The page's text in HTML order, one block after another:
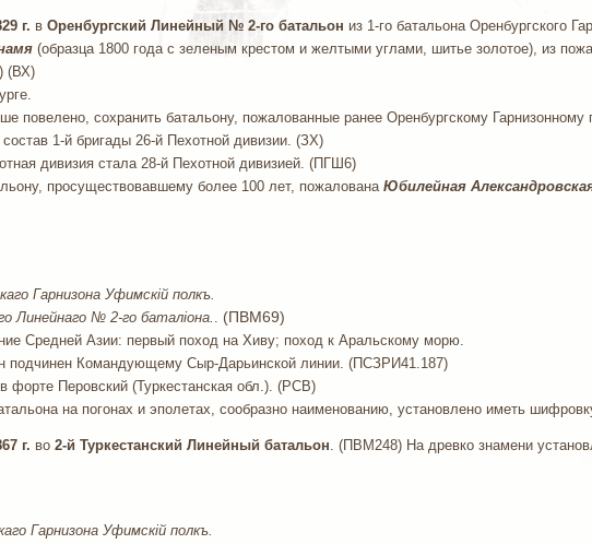
г. в Оренбургский Линейный № 2-го батальон из 1-го батальона Оренбургского
(образца 1800 года с зеленым крестом и желтыми углами, шитье золотое), из
(ВХ)
повелено, сохранить батальону, пожалованные ранее Оренбургскому
1-й бригады 26-й Пехотной дивизии. (ЗХ)
дивизия стала 28-й Пехотной дивизией. (ПГШ6)
просуществовавшему более 100 лет, пожалована Юбилейная
Гарнизона Уфимскiй полкъ.
Линейнаго № 2-го баталiона. . (ПВМ69)
Средней Азии: первый поход на Хиву; поход к Аральскому морю.
подчинен Командующему Сыр-Дарьинской линии. (ПСЗРИ41.187)
форте Перовский (Туркестанская обл.). (РСВ)
на погонах и эполетах, сообразно наименованию, установлено иметь
г. во 2-й Туркестанский Линейный батальон. (ПВМ248) На древко знамени
Гарнизона Уфимскiй полкъ.